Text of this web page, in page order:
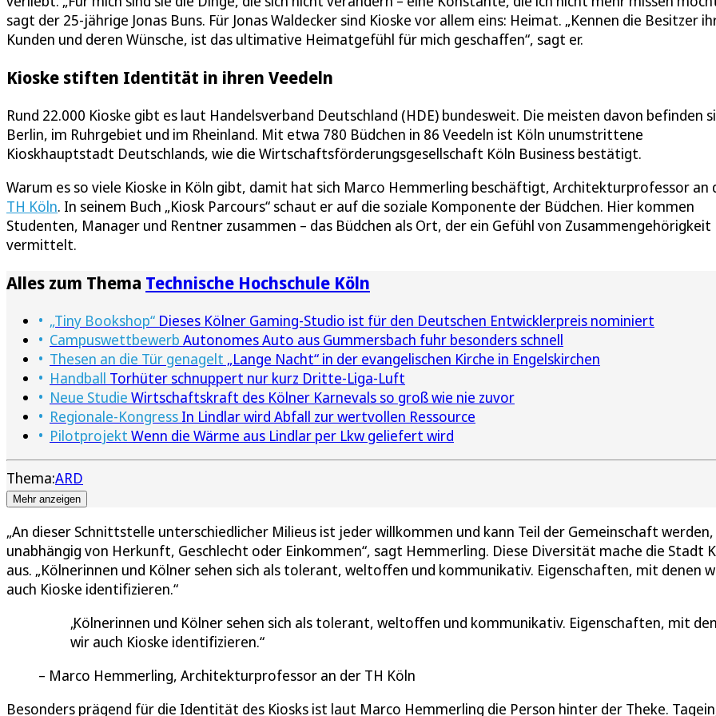
sagt der 25-jährige Jonas Buns. Für Jonas Waldecker sind Kioske vor allem eins: Heimat. „Kennen die Besitzer
Kunden und deren Wünsche, ist das ultimative Heimatgefühl für mich geschaffen“, sagt er.
Kioske stiften Identität in ihren Veedeln
Rund 22.000 Kioske gibt es laut Handelsverband Deutschland (HDE) bundesweit. Die meisten davon befinden
Berlin, im Ruhrgebiet und im Rheinland. Mit etwa 780 Büdchen in 86 Veedeln ist Köln unumstrittene
Kioskhauptstadt Deutschlands, wie die Wirtschaftsförderungsgesellschaft Köln Business bestätigt.
Warum es so viele Kioske in Köln gibt, damit hat sich Marco Hemmerling beschäftigt, Architekturprofessor an
TH Köln. In seinem Buch „Kiosk Parcours“ schaut er auf die soziale Komponente der Büdchen. Hier kommen
Studenten, Manager und Rentner zusammen – das Büdchen als Ort, der ein Gefühl von Zusammengehörigkeit
vermittelt.
Alles zum Thema Technische Hochschule Köln
„Tiny Bookshop“ Dieses Kölner Gaming-Studio ist für den Deutschen Entwicklerpreis nominiert
Campuswettbewerb Autonomes Auto aus Gummersbach fuhr besonders schnell
Thesen an die Tür genagelt „Lange Nacht“ in der evangelischen Kirche in Engelskirchen
Handball Torhüter schnuppert nur kurz Dritte-Liga-Luft
Neue Studie Wirtschaftskraft des Kölner Karnevals so groß wie nie zuvor
Regionale-Kongress In Lindlar wird Abfall zur wertvollen Ressource
Pilotprojekt Wenn die Wärme aus Lindlar per Lkw geliefert wird
Thema:ARD
Mehr anzeigen
„An dieser Schnittstelle unterschiedlicher Milieus ist jeder willkommen und kann Teil der Gemeinschaft werden,
unabhängig von Herkunft, Geschlecht oder Einkommen“, sagt Hemmerling. Diese Diversität mache die Stadt
aus. „Kölnerinnen und Kölner sehen sich als tolerant, weltoffen und kommunikativ. Eigenschaften, mit denen
auch Kioske identifizieren.“
Kölnerinnen und Kölner sehen sich als tolerant, weltoffen und kommunikativ. Eigenschaften, mit
wir auch Kioske identifizieren.
Marco Hemmerling, Architekturprofessor an der TH Köln
Besonders prägend für die Identität des Kiosks ist laut Marco Hemmerling die Person hinter der Theke.